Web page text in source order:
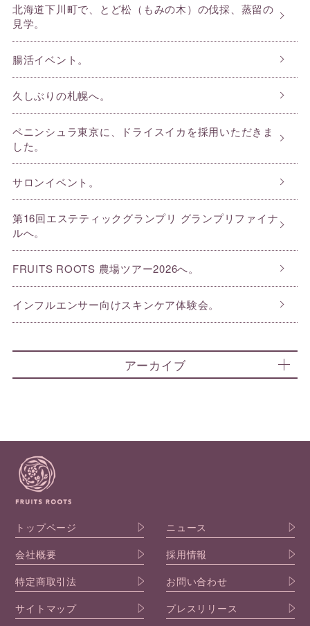
北海道下川町で、とど松（もみの木）の伐採、蒸留の
見学。
腸活イベント。
久しぶりの札幌へ。
ペニンシュラ東京に、ドライスイカを採用いただきま
した。
サロンイベント。
第16回エステティックグランプリ グランプリファイナ
ルへ。
FRUITS ROOTS 農場ツアー2026へ。
インフルエンサー向けスキンケア体験会。
アーカイブ
トップページ
ニュース
会社概要
採用情報
特定商取引法
お問い合わせ
サイトマップ
プレスリリース